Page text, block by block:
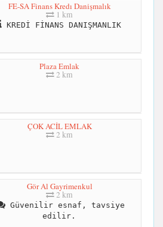
FE-SA Finans Kredı Danişmalık
1 km
KREDİ FİNANS DANIŞMANLIK
Plaza Emlak
2 km
ÇOK ACİL EMLAK
2 km
Gör Al Gayrimenkul
2 km
Güvenilir esnaf, tavsiye
edilir.